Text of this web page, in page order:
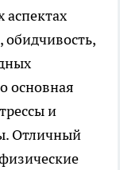
аспектах
обидчивость,
основная
и
Отличный